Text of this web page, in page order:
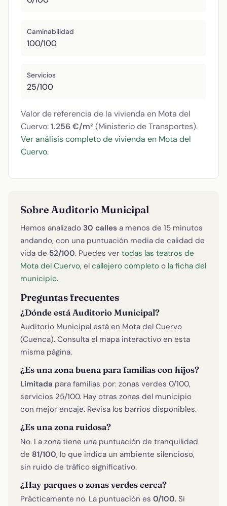
Caminabilidad
100/100
Servicios
25/100
Valor de referencia de la vivienda en Mota del
Cuervo:1.256 €/m² (Ministerio de Transportes).
Ver análisis completo de vivienda en Mota del
Cuervo.
Sobre Auditorio Municipal
Hemos analizado 30 calles a menos de 15 minutos
andando, con una puntuación media de calidad de
vida de 52/100. Puedes ver todas las teatros de
Mota del Cuervo, el callejero completo o la ficha del
municipio.
Preguntas frecuentes
¿Dónde está Auditorio Municipal?
Auditorio Municipal está en Mota del Cuervo
(Cuenca). Consulta el mapa interactivo en esta
misma página.
¿Es una zona buena para familias con hijos?
Limitada para familias por: zonas verdes 0/100,
servicios 25/100. Hay otras zonas del municipio
con mejor encaje. Revisa los barrios disponibles.
¿Es una zona ruidosa?
No. La zona tiene una puntuación de tranquilidad
de 81/100, lo que indica un ambiente silencioso,
sin ruido de tráfico significativo.
¿Hay parques o zonas verdes cerca?
Prácticamente no. La puntuación es 0/100. Si